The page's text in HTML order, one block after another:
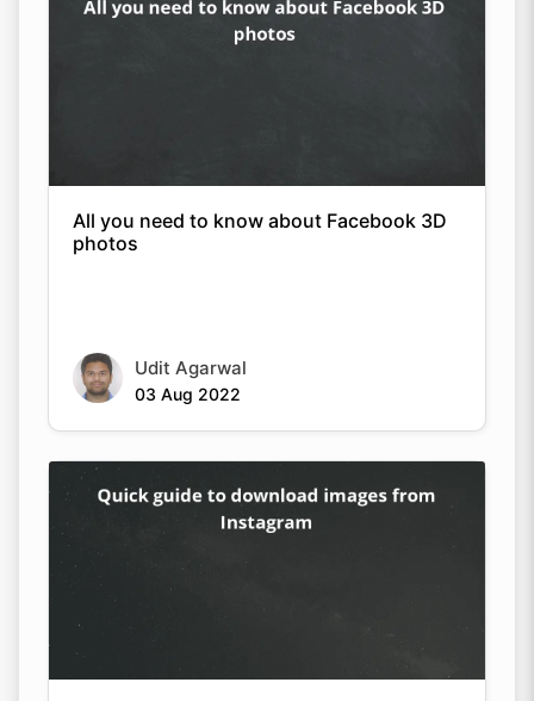
All you need to know about Facebook 3D
photos
Udit Agarwal
03 Aug 2022